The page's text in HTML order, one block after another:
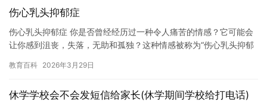
伤心乳头抑郁症
伤心乳头抑郁症 你是否曾经经历过一种令人痛苦的情感？它可能会
让你感到沮丧，失落，无助和孤独？这种情感被称为“伤心乳头抑郁
教育百科 2026年3月29日
休学学校会不会发短信给家长(休学期间学校给打电话)